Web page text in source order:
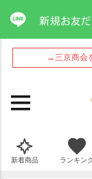
→三京商会
新着商品 ランキン